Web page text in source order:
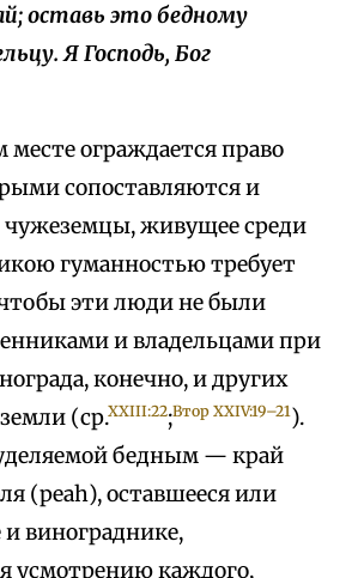
оставь это бедному
Я Господь, Бог
месте ограждается право
сопоставляются и
живущее среди
гуманностью требует
эти люди не были
и владельцами при
конечно, и других
(ср.XXIII:22;Втор XXIV:19–21).
бедным — край
(peah), оставшееся или
и винограднике,
усмотрению каждого,